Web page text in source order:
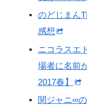
のどじまん
感想
ニコラスエ
場者に名前
2017春】
関ジャニ∞